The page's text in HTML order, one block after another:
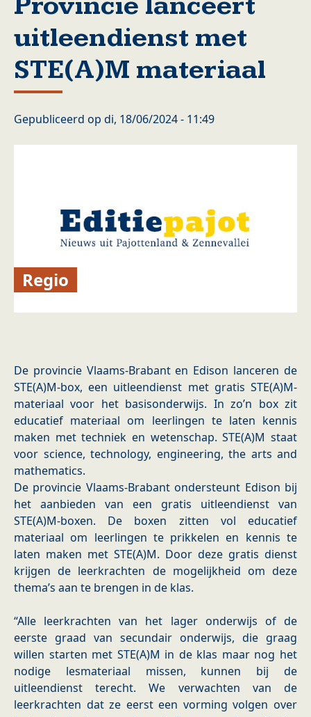
uitleendienst met
STE(A)M materiaal
Gepubliceerd op di, 18/06/2024 - 11:49
Regio
De provincie Vlaams-Brabant en Edison lanceren de
STE(A)M-box, een uitleendienst met gratis STE(A)M-
materiaal voor het basisonderwijs. In zo’n box zit
educatief materiaal om leerlingen te laten kennis
maken met techniek en wetenschap. STE(A)M staat
voor science, technology, engineering, the arts and
mathematics.
De provincie Vlaams-Brabant ondersteunt Edison bij
het aanbieden van een gratis uitleendienst van
STE(A)M-boxen. De boxen zitten vol educatief
materiaal om leerlingen te prikkelen en kennis te
laten maken met STE(A)M. Door deze gratis dienst
krijgen de leerkrachten de mogelijkheid om deze
thema’s aan te brengen in de klas.
​“Alle leerkrachten van het lager onderwijs of de
eerste graad van secundair onderwijs, die graag
willen starten met STE(A)M in de klas maar nog het
nodige lesmateriaal missen, kunnen bij de
uitleendienst terecht. We verwachten van de
leerkrachten dat ze eerst een vorming volgen over